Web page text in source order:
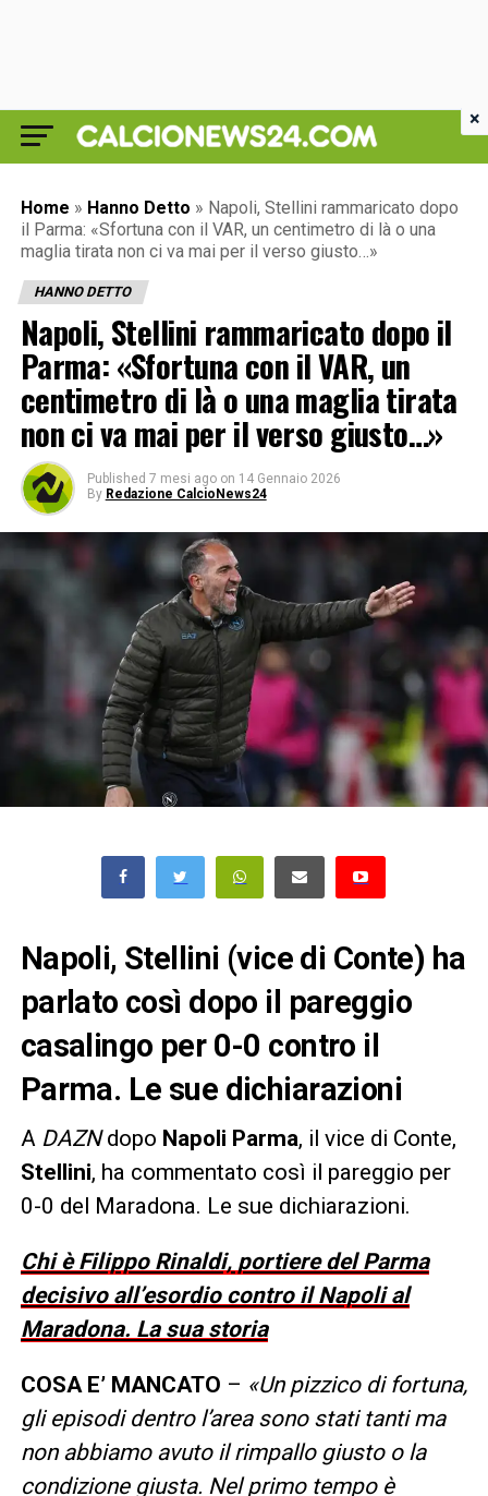
Home » Hanno Detto » Napoli, Stellini rammaricato dopo
il Parma: «Sfortuna con il VAR, un centimetro di là o una
maglia tirata non ci va mai per il verso giusto…»
HANNO DETTO
Napoli, Stellini rammaricato dopo il
Parma: «Sfortuna con il VAR, un
centimetro di là o una maglia tirata
non ci va mai per il verso giusto…»
Published 7 mesi ago on 14 Gennaio 2026
By Redazione CalcioNews24
Napoli, Stellini (vice di Conte) ha
parlato così dopo il pareggio
casalingo per 0-0 contro il
Parma. Le sue dichiarazioni
A DAZNdopo Napoli Parma, il vice di Conte,
Stellini, ha commentato così il pareggio per
0-0 del Maradona. Le sue dichiarazioni.
Chi è Filippo Rinaldi, portiere del Parma
decisivo all’esordio contro il Napoli al
Maradona. La sua storia
COSA E’ MANCATO – «Un pizzico di fortuna,
gli episodi dentro l’area sono stati tanti ma
non abbiamo avuto il rimpallo giusto o la
condizione giusta. Nel primo tempo è
×